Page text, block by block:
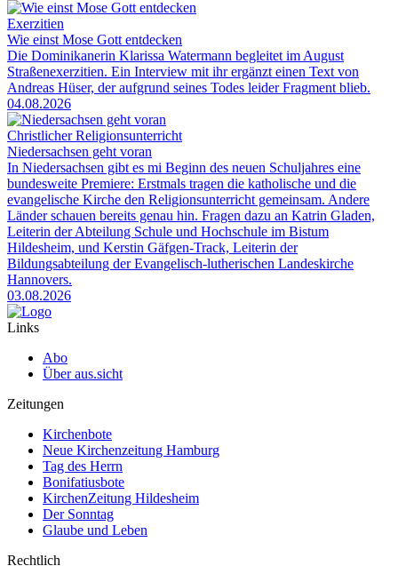
Exerzitien
Wie einst Mose Gott entdecken
Die Dominikanerin Klarissa Watermann begleitet im August
Straßenexerzitien. Ein Interview mit ihr ergänzt einen Text von
Andreas Hüser, der aufgrund seines Todes leider Fragment blieb.
04.08.2026
Christlicher Religionsunterricht
Niedersachsen geht voran
In Niedersachsen gibt es mi Beginn des neuen Schuljahres eine
bundesweite Premiere: Erstmals tragen die katholische und die
evangelische Kirche den Religionsunterricht gemeinsam. Andere
Länder schauen bereits genau hin. Fragen dazu an Katrin Gladen,
Leiterin der Abteilung Schule und Hochschule im Bistum
Hildesheim, und Kerstin Gäfgen-Track, Leiterin der
Bildungsabteilung der Evangelisch-lutherischen Landeskirche
Hannovers.
03.08.2026
Links
Abo
Über aus.sicht
Zeitungen
Kirchenbote
Neue Kirchenzeitung Hamburg
Tag des Herrn
Bonifatiusbote
KirchenZeitung Hildesheim
Der Sonntag
Glaube und Leben
Rechtlich